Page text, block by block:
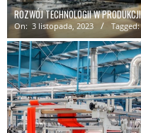
ROZWÓJ TECHNOLOGII W
On: 3 listopada, 2023 Tagged: